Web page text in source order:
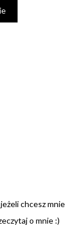
chcesz mnie
o mnie :)